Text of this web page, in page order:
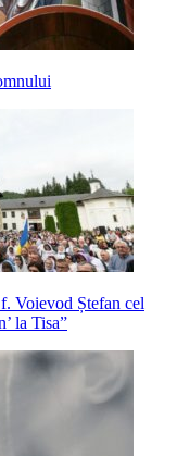
Voievod Ștefan cel
la Tisa”